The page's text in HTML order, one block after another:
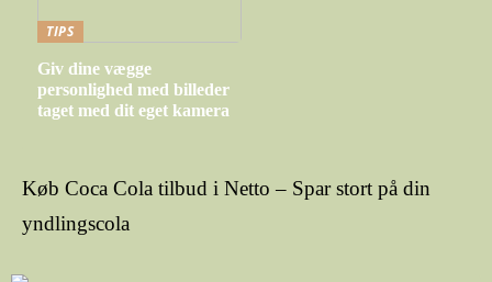
TIPS
Giv dine vægge
personlighed med billeder
taget med dit eget kamera
Køb Coca Cola tilbud i Netto – Spar stort på din
yndlingscola